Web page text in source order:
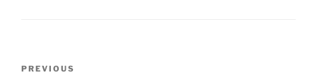
Previous
PREVIOUS